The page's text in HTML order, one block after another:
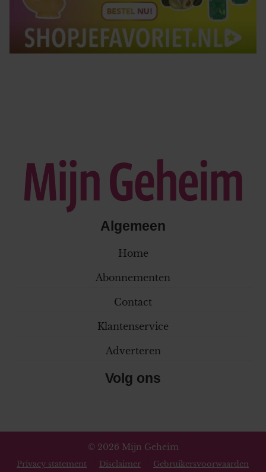
Algemeen
Home
Abonnementen
Contact
Klantenservice
Adverteren
Volg ons
© 2026 Mijn Geheim
Privacy statement Disclaimer Gebruikersvoorwaarden